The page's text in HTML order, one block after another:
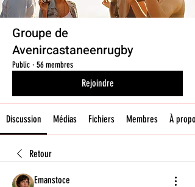
Groupe de
Avenircastaneenrugby
Public · 56 membres
Rejoindre
Discussion Médias Fichiers Membres À propos
Retour
Emanstoce